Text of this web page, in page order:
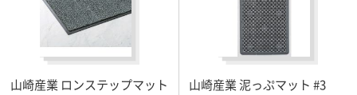
山崎産業 ロンステップマット 山崎産業 泥っぷマット #3